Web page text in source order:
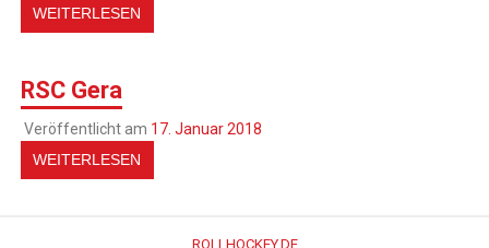
WEITERLESEN
RSC Gera
Veröffentlicht am 17. Januar 2018
WEITERLESEN
ROLLHOCKEY.DE